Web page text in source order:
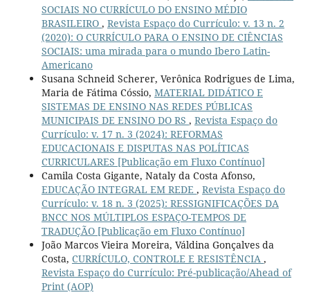
SOCIAIS NO CURRÍCULO DO ENSINO MÉDIO
BRASILEIRO , Revista Espaço do Currículo: v. 13 n. 2
(2020): O CURRÍCULO PARA O ENSINO DE CIÊNCIAS
SOCIAIS: uma mirada para o mundo Ibero Latin-
Americano
Susana Schneid Scherer, Verônica Rodrigues de Lima,
Maria de Fátima Cóssio, MATERIAL DIDÁTICO E
SISTEMAS DE ENSINO NAS REDES PÚBLICAS
MUNICIPAIS DE ENSINO DO RS , Revista Espaço do
Currículo: v. 17 n. 3 (2024): REFORMAS
EDUCACIONAIS E DISPUTAS NAS POLÍTICAS
CURRICULARES [Publicação em Fluxo Contínuo]
Camila Costa Gigante, Nataly da Costa Afonso,
EDUCAÇÃO INTEGRAL EM REDE , Revista Espaço do
Currículo: v. 18 n. 3 (2025): RESSIGNIFICAÇÕES DA
BNCC NOS MÚLTIPLOS ESPAÇO-TEMPOS DE
TRADUÇÃO [Publicação em Fluxo Contínuo]
João Marcos Vieira Moreira, Váldina Gonçalves da
Costa, CURRÍCULO, CONTROLE E RESISTÊNCIA ,
Revista Espaço do Currículo: Pré-publicação/Ahead of
Print (AOP)